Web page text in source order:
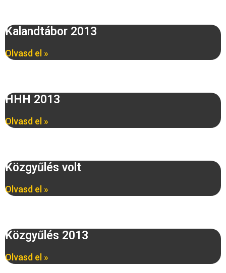
Kalandtábor 2013
Olvasd el »
HHH 2013
Olvasd el »
Közgyűlés volt
Olvasd el »
Közgyűlés 2013
Olvasd el »